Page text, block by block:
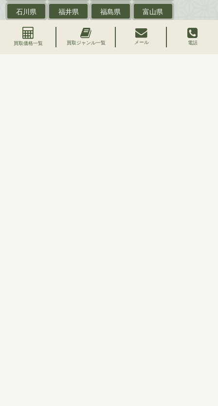
買取価格一覧 買取ジャンル一覧 メール 電話
探偵小説・推理小説
鉄道・
石川県
福井県 福島県
富山県
青森県
宮城県
秋田県
山形県
岐阜県 三重県